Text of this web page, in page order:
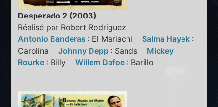
Desperado 2 (2003)
Réalisé par Robert Rodriguez
Antonio Banderas : El Mariachi Salma Hayek :
CarolinaJohnny Depp : Sands Mickey
Rourke : BillyWillem Dafoe : Barillo